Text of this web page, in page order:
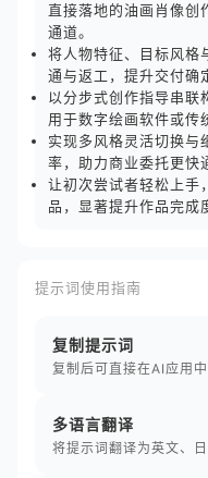
直接落地的油画肖像创
通道。
将人物特征、目标风格
通与返工，提升交付确
以分步式创作指导串联
用于数字绘画软件或传
实现多风格灵活切换与
率，助力商业委托更快
让初次尝试者轻松上手
品，显著提升作品完成
提示词使用指南
复制提示词
复制后可直接在AI应用中
多语言翻译
将提示词翻译为英文、